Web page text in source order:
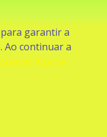
garantir a
Ao continuar a
política de